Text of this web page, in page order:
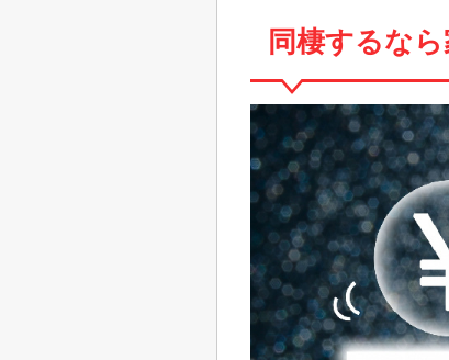
同棲するな